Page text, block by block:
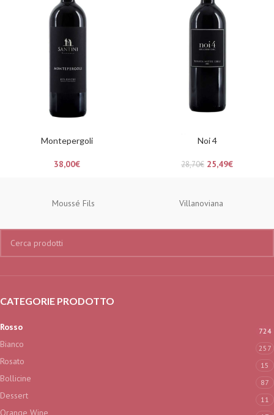
Montepergoli
38,00€
Noi 4
28,70€ 25,49€
Moussé Fils Villanoviana
CATEGORIE PRODOTTO
Rosso 724
Bianco 257
Rosato 15
Bollicine 87
Dessert 11
Orange Wine